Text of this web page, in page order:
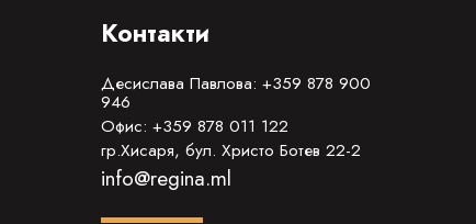
Контакти
Десислава Павлова: +359 878 900
946
Офис: +359 878 011 122
гр.Хисаря, бул. Христо Ботев 22-2
info@regina.ml